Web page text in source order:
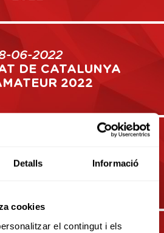
Detalls Informació
cookies
el contingut i els
06-2022
DE CATALUNYA
2022
DE CATALUNYA
2022 (WAGR)